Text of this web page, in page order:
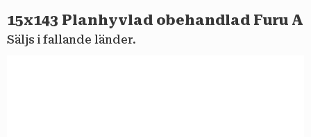
15x143 Planhyvlad obehandlad Furu A
Säljs i fallande länder.